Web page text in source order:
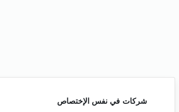
شركات في نفس الإختصاص